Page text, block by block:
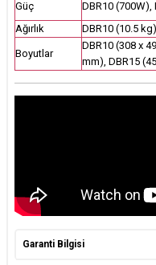
Güç
DBR10 (700W),
Ağırlık
DBR10 (10.5
Boyutlar
DBR10 (308 x
mm), DBR15
Garanti Bilgisi